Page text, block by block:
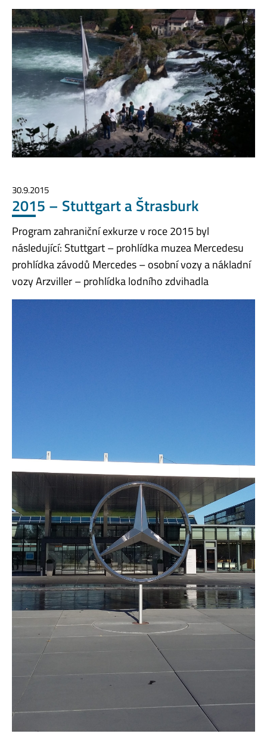
30.9.2015
2015 – Stuttgart a Štrasburk
Program zahraniční exkurze v roce 2015 byl
následující: Stuttgart – prohlídka muzea Mercedesu
prohlídka závodů Mercedes – osobní vozy a nákladní
vozy Arzviller – prohlídka lodního zdvihadla